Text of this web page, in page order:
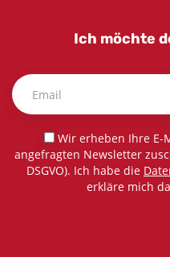
Ich möchte
Wir erheben Ihre E-
angefragten Newsletter
DSGVO). Ich habe die
erkläre mich